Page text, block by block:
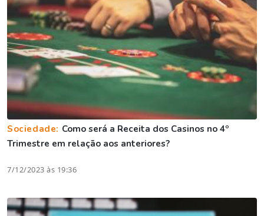
Sociedade: Como será a Receita dos Casinos no 4º
Trimestre em relação aos anteriores?
7/12/2023 às 19:36